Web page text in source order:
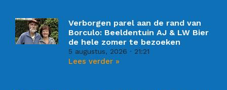
Verborgen parel aan de rand van
Borculo: Beeldentuin AJ & LW Bier
de hele zomer te bezoeken
5 augustus, 2026 21:21
Lees verder »